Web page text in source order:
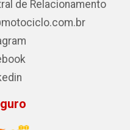
de Relacionamento